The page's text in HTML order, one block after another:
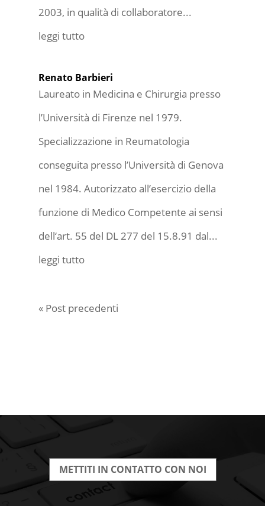
2003, in qualità di collaboratore...
leggi tutto
Renato Barbieri
Laureato in Medicina e Chirurgia presso
l’Università di Firenze nel 1979.
Specializzazione in Reumatologia
conseguita presso l’Università di Genova
nel 1984. Autorizzato all’esercizio della
funzione di Medico Competente ai sensi
dell‘art. 55 del DL 277 del 15.8.91 dal...
leggi tutto
« Post precedenti
METTITI IN CONTATTO CON NOI